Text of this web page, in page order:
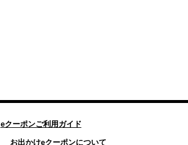
eクーポンご利用ガイド
お出かけeクーポンについて